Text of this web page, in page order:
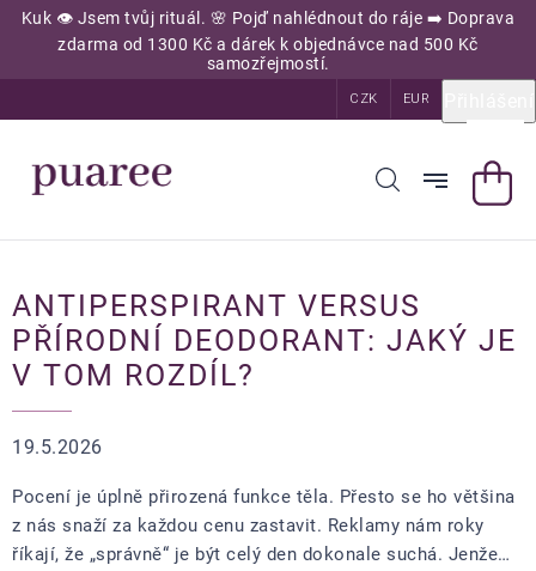
PřejítKuk 👁️ Jsem tvůj rituál. 🌸 Pojď nahlédnout do ráje ➡️ Doprava
zdarma od 1300 Kč a dárek k objednávce nad 500 Kč
samozřejmostí.
CZK EUR
ANTIPERSPIRANT VERSUS
PŘÍRODNÍ DEODORANT: JAKÝ JE
V TOM ROZDÍL?
19.5.2026
Pocení je úplně přirozená funkce těla. Přesto se ho většina
z nás snaží za každou cenu zastavit. Reklamy nám roky
říkají, že „správně“ je být celý den dokonale suchá. Jenže…